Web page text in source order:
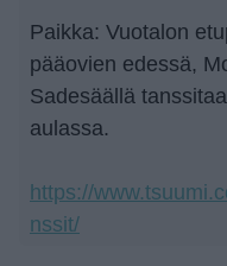
Paikka: Vuotalon
pääovien edessä,
Sadesäällä
aulassa.
https://
nssit/